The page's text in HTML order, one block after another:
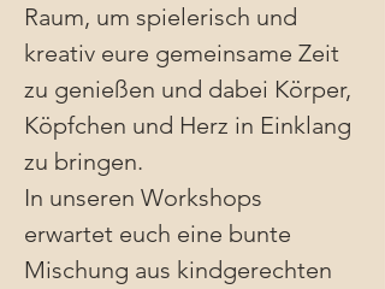
Raum, um spielerisch und
kreativ eure gemeinsame Zeit
zu genießen und dabei Körper,
Köpfchen und Herz in Einklang
zu bringen.
In unseren Workshops
erwartet euch eine bunte
Mischung aus kindgerechten